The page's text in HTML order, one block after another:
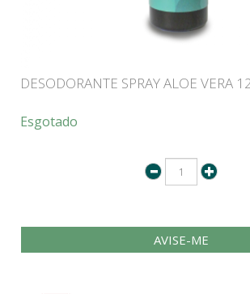
DESODORANTE SPRAY ALOE VERA
Esgotado
AVISE-ME